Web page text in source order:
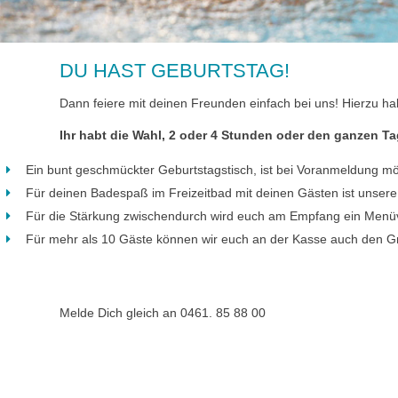
DU HAST GEBURTSTAG!
Dann feiere mit deinen Freunden einfach bei uns! Hierzu
Ihr habt die Wahl, 2 oder 4 Stunden oder den ganzen
Ein bunt geschmückter Geburtstagstisch, ist bei Voranmeldung
Für deinen Badespaß im Freizeitbad mit deinen Gästen ist
Für die Stärkung zwischendurch wird euch am Empfang ein
Für mehr als 10 Gäste können wir euch an der Kasse auch den
Melde Dich gleich an 0461. 85 88 00